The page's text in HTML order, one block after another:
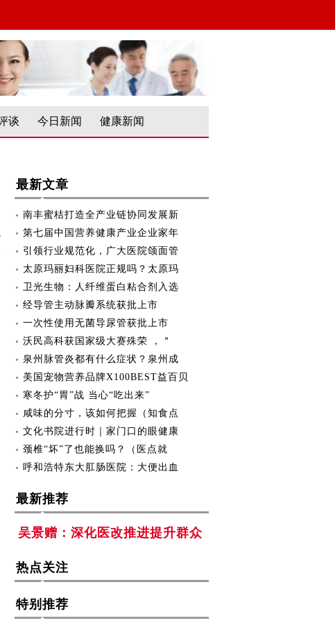
谈 今日新闻 健康新闻
最新文章
南丰蜜桔打造全产业链协同发展新
第七届中国营养健康产业企业家年
引领行业规范化，广大医院颌面管
太原玛丽妇科医院正规吗？太原玛
卫光生物：人纤维蛋白粘合剂入选
经导管主动脉瓣系统获批上市
一次性使用无菌导尿管获批上市
沃民高科获国家级大赛殊荣 ，＂
泉州脉管炎都有什么症状？泉州成
美国宠物营养品牌X100BEST益百贝
寒冬护“胃”战 当心“吃出来”
咸味的分寸，该如何把握（知食点
文化书院进行时｜家门口的眼健康
颈椎“坏”了也能换吗？（医点就
呼和浩特东大肛肠医院：大便出血
最新推荐
吴景赠：深化医改推进提升群众
热点关注
特别推荐